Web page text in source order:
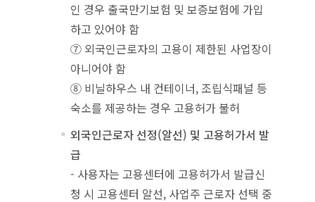
인 경우 출국만기보험 및 보증보험에 가입
하고 있어야 함
⑦ 외국인근로자의 고용이 제한된 사업장이
아니어야 함
⑧ 비닐하우스 내 컨테이너, 조립식패널 등
숙소를 제공하는 경우 고용허가 불허
외국인근로자 선정(알선) 및 고용허가서 발
급
- 사용자는 고용센터에 고용허가서 발급신
청 시 고용센터 알선, 사업주 근로자 선택 중